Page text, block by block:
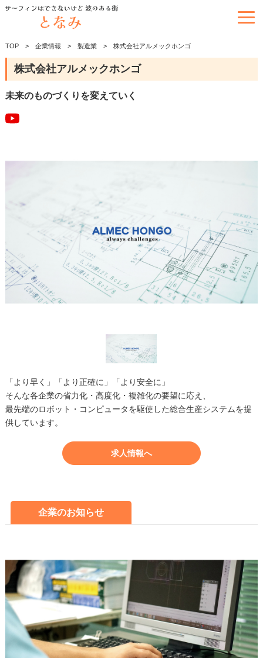
TOP 企業情報 製造業 株式会社アルメックホンゴ
株式会社アルメックホンゴ
未来のものづくりを変えていく
「より早く」「より正確に」「より安全に」
そんな各企業の省力化・高度化・複雑化の要望に応え、
最先端のロボット・コンピュータを駆使した総合生産システムを提
供しています。
求人情報へ
企業のお知らせ